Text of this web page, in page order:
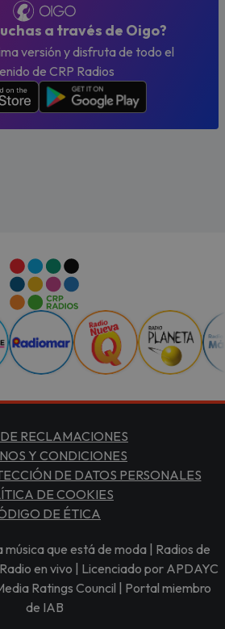
a través de Oigo?
versión y disfruta de todo el
de CRP Radios
RECLAMACIONES
Y CONDICIONES
DE DATOS PERSONALES
DE COOKIES
DE ÉTICA
que está de moda | Radios de
en vivo | Licenciado por APDAYC
Ratings Council | Portal miembro
de IAB